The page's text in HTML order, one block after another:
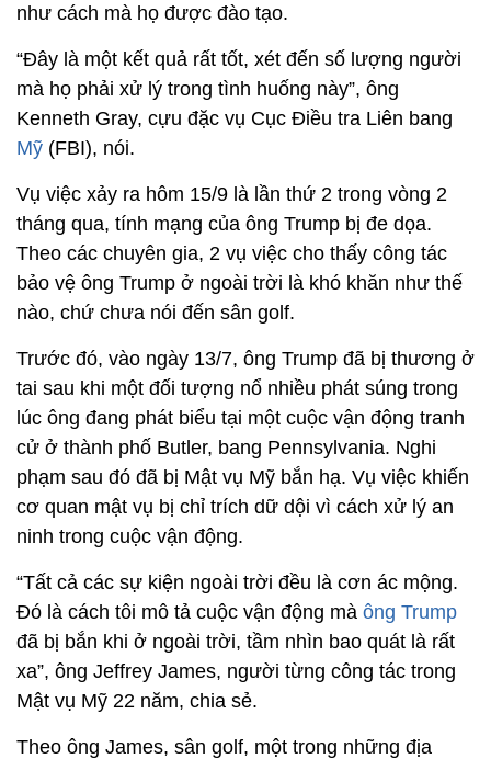
như cách mà họ được đào tạo.
“Đây là một kết quả rất tốt, xét đến số lượng người
mà họ phải xử lý trong tình huống này”, ông
Kenneth Gray, cựu đặc vụ Cục Điều tra Liên bang
Mỹ (FBI), nói.
Vụ việc xảy ra hôm 15/9 là lần thứ 2 trong vòng 2
tháng qua, tính mạng của ông Trump bị đe dọa.
Theo các chuyên gia, 2 vụ việc cho thấy công tác
bảo vệ ông Trump ở ngoài trời là khó khăn như thế
nào, chứ chưa nói đến sân golf.
Trước đó, vào ngày 13/7, ông Trump đã bị thương ở
tai sau khi một đối tượng nổ nhiều phát súng trong
lúc ông đang phát biểu tại một cuộc vận động tranh
cử ở thành phố Butler, bang Pennsylvania. Nghi
phạm sau đó đã bị Mật vụ Mỹ bắn hạ. Vụ việc khiến
cơ quan mật vụ bị chỉ trích dữ dội vì cách xử lý an
ninh trong cuộc vận động.
“Tất cả các sự kiện ngoài trời đều là cơn ác mộng.
Đó là cách tôi mô tả cuộc vận động mà ông Trump
đã bị bắn khi ở ngoài trời, tầm nhìn bao quát là rất
xa”, ông Jeffrey James, người từng công tác trong
Mật vụ Mỹ 22 năm, chia sẻ.
Theo ông James, sân golf, một trong những địa